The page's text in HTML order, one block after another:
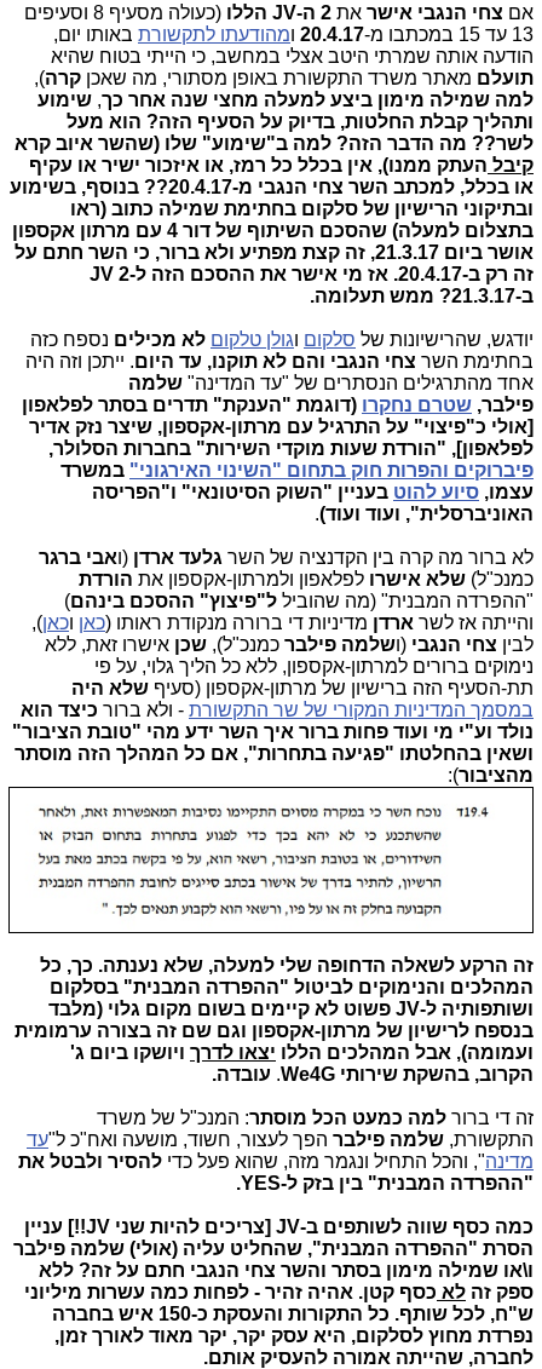
אם צחי הנגבי אישר את 2 ה-JV הללו
(כעולה מסעיף 8 וסעיפים
13 עד 15 במכתבו מ-
20.4.17 ומהודעתו לתקשורת באותו יום,
הודעה אותה שמרתי היטב אצלי במחשב, כי הייתי בטוח שהיא
תועלם מאתר משרד התקשורת באופן מסתורי, מה שאכן קרה),
למה שמילה מימון ביצע למעלה מחצי שנה אחר כך, שימוע
ותהליך קבלת החלטות, בדיוק על הסעיף הזה? הוא מעל
לשר?? מה הדבר הזה? למה ב"שימוע" שלו (שהשר איוב קרא
קיבל העתק ממנו), אין בכלל כל רמז, או איזכור ישיר או עקיף
או בכלל, למכתב השר צחי הנגבי מ-20.4.17?? בנוסף, בשימוע
ובתיקוני הרישיון של סלקום בחתימת שמילה כתוב (ראו
בתצלום למעלה) שהסכם השיתוף של דור 4 עם מרתון אקספון
אושר ביום 21.3.17, זה קצת מפתיע ולא ברור, כי השר חתם על
זה רק ב-20.4.17. אז מי אישר את ההסכם הזה ל-2 JV
ב-21.3.17? ממש תעלומה.
יודגש, שהרישיונות של סלקום וגולן טלקום לא מכילים נספח כזה
בחתימת השר צחי הנגבי והם לא תוקנו, עד היום. ייתכן וזה היה
אחד מהתרגילים הנסתרים של "עד המדינה" שלמה
פילבר, שטרם נחקרו (דוגמת "הענקת" תדרים בסתר לפלאפון
[אולי כ"פיצוי" על התרגיל עם מרתון-אקספון, שיצר נזק אדיר
לפלאפון], "הורדת שעות מוקדי השירות" בחברות הסלולר,
פיברוקים והפרות חוק בתחום "השינוי האירגוני" במשרד
עצמו, סיוע להוט בעניין "השוק הסיטונאי" ו"הפריסה
האוניברסלית", ועוד ועוד).
לא ברור מה קרה בין הקדנציה של השר גלעד ארדן (ואבי ברגר
כמנכ"ל) שלא אישרו לפלאפון ולמרתון-אקספון את הורדת
"ההפרדה המבנית" (מה שהוביל ל"פיצוץ" ההסכם בינהם)
והייתה אז לשר ארדן מדיניות די ברורה מנקודת ראותו (כאן וכאן),
לבין צחי הנגבי (ושלמה פילבר כמנכ"ל), שכן אישרו זאת, ללא
נימוקים ברורים למרתון-אקספון, ללא כל הליך גלוי, על פי
תת-הסעיף הזה ברישיון של מרתון-אקספון (סעיף שלא היה
במסמך המדיניות המקורי של שר התקשורת - ולא ברור כיצד הוא
נולד וע"י מי ועוד פחות ברור איך השר ידע מהי "טובת הציבור"
ושאין בהחלטתו "פגיעה בתחרות", אם כל המהלך הזה מוסתר
מהציבור):
זה הרקע לשאלה הדחופה שלי למעלה, שלא נענתה. כך, כל
המהלכים והנימוקים לביטול "ההפרדה המבנית" בסלקום
ושותפותיה ל-JV
פשוט לא קיימים בשום מקום גלוי (מלבד
בנספח לרישיון של מרתון-אקספון וגם שם זה בצורה ערמומית
ועמומה), אבל המהלכים הללו יצאו לדרך ויושקו ביום ג'
הקרוב, בהשקת שירותי We4G
. עובדה.
זה די ברור למה כמעט הכל מוסתר: המנכ"ל של משרד
התקשורת, שלמה פילבר הפך לעצור, חשוד, מושעה ואח"כ ל"עד
מדינה", והכל התחיל ונגמר מזה, שהוא פעל כדי להסיר ולבטל את
"ההפרדה המבנית" בין בזק ל-YES.
כמה כסף שווה לשותפים ב-JV [צריכים להיות שני JV!!] עניין
הסרת "ההפרדה המבנית", שהחליט עליה (אולי) שלמה פילבר
ו\או שמילה מימון בסתר והשר צחי הנגבי חתם על זה? ללא
ספק זה לא כסף קטן. אהיה זהיר - לפחות כמה עשרות מיליוני
ש"ח, לכל שותף. כל התקורות והעסקת כ-150 איש בחברה
נפרדת מחוץ לסלקום, היא עסק יקר, יקר מאוד לאורך זמן,
לחברה, שהייתה אמורה להעסיק אותם.